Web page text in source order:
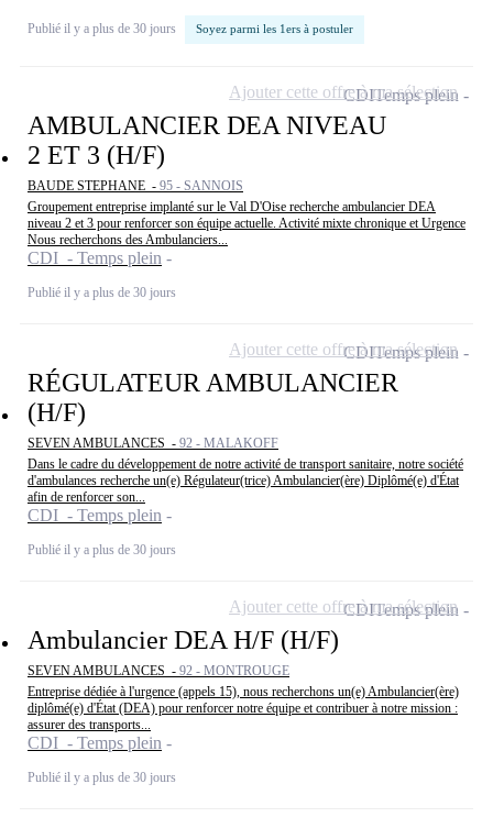
Publié il y a plus de 30 jours Soyez parmi les 1ers à postuler
AMBULANCIER DEA NIVEAU
2 ET 3 (H/F)
BAUDE STEPHANE - 95 - SANNOIS
Groupement entreprise implanté sur le Val D'Oise recherche ambulancier DEA
niveau 2 et 3 pour renforcer son équipe actuelle. Activité mixte chronique et Urgence
Nous recherchons des Ambulanciers...
CDI - Temps plein
Publié il y a plus de 30 jours
CDITemps plein
Ajouter cette offre à ma sélection
RÉGULATEUR AMBULANCIER
(H/F)
SEVEN AMBULANCES - 92 - MALAKOFF
Dans le cadre du développement de notre activité de transport sanitaire, notre société
d'ambulances recherche un(e) Régulateur(trice) Ambulancier(ère) Diplômé(e) d'État
afin de renforcer son...
CDI - Temps plein
Publié il y a plus de 30 jours
CDITemps plein
Ajouter cette offre à ma sélection
Ambulancier DEA H/F (H/F)
SEVEN AMBULANCES - 92 - MONTROUGE
Entreprise dédiée à l'urgence (appels 15), nous recherchons un(e) Ambulancier(ère)
diplômé(e) d'État (DEA) pour renforcer notre équipe et contribuer à notre mission :
assurer des transports...
CDI - Temps plein
Publié il y a plus de 30 jours
CDITemps plein
Ajouter cette offre à ma sélection